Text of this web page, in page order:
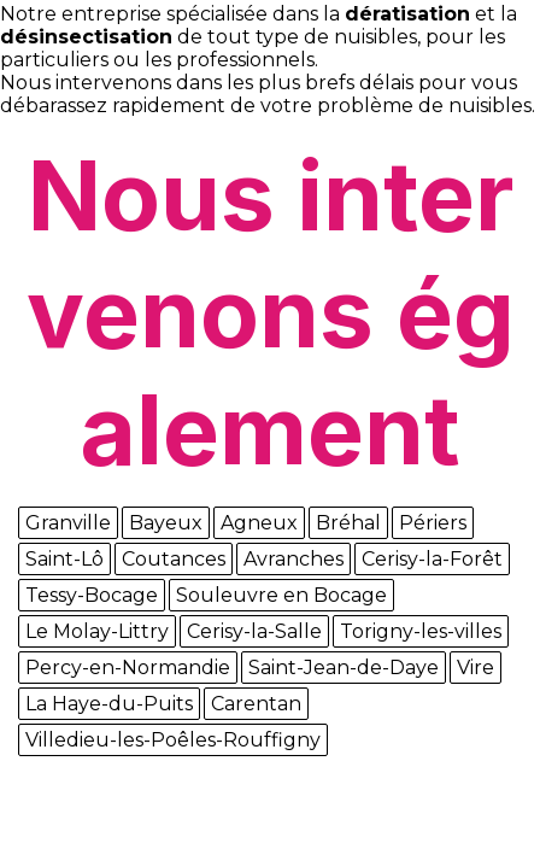
Notre entreprise spécialisée dans la dératisation et la
désinsectisation de tout type de nuisibles, pour les
particuliers ou les professionnels.
Nous intervenons dans les plus brefs délais pour vous
débarassez rapidement de votre problème de nuisibles.
Nous inter
venons ég
alement
Granville Bayeux Agneux Bréhal
Périers
Saint-Lô
Coutances Avranches
Cerisy-la-Forêt
Tessy-Bocage
Souleuvre en Bocage
Le Molay-Littry
Cerisy-la-Salle
Torigny-les-villes
Percy-en-Normandie
Saint-Jean-de-Daye
Vire
La Haye-du-Puits
Carentan
Villedieu-les-Poêles-Rouffigny